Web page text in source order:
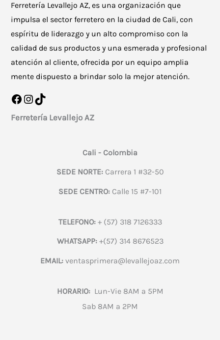
Ferretería Levallejo AZ, es una organización que
impulsa el sector ferretero en la ciudad de Cali, con
espíritu de liderazgo y un alto compromiso con la
calidad de sus productos y una esmerada y profesional
atención al cliente, ofrecida por un equipo amplia
mente dispuesto a brindar solo la mejor atención.
Facebook
Instagram
TikTok
Ferretería Levallejo AZ
Cali - Colombia
SEDE NORTE:Carrera 1 #32-50
SEDE CENTRO: Calle 15 #7-101
TELEFONO:+ (57) 318 7126333
WHATSAPP:+(57) 314 8676523
EMAIL: ventasprimera@levallejoaz.com
HORARIO:Lun-Vie 8AM a 5PM
Sab 8AM a 2PM